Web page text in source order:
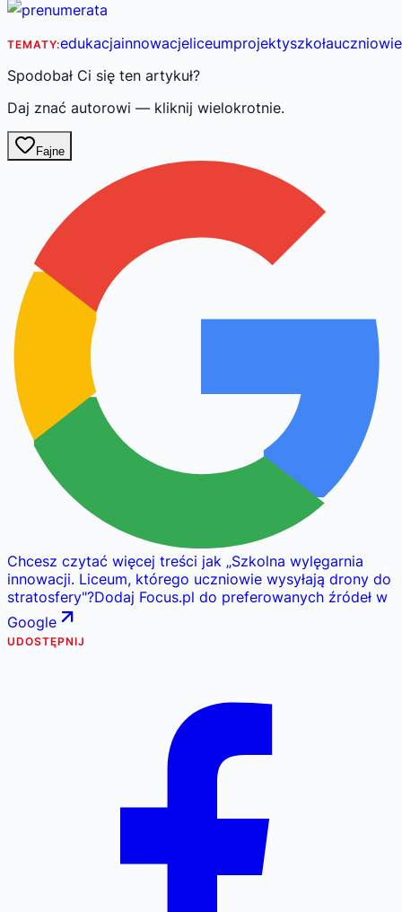
TEMATY:edukacjainnowacjeliceumprojektyszkołauczniowie
Spodobał Ci się ten artykuł?
Daj znać autorowi — kliknij wielokrotnie.
Fajne
Chcesz czytać więcej treści jak „Szkolna wylęgarnia
innowacji. Liceum, którego uczniowie wysyłają drony do
stratosfery"?Dodaj Focus.pl do preferowanych źródeł w
Google
UDOSTĘPNIJ